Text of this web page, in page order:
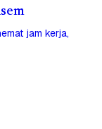
jam kerja,